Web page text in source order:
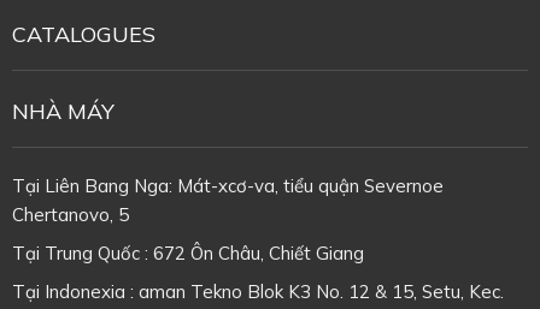
CATALOGUES
NHÀ MÁY
Tại Liên Bang Nga: Mát-xcơ-va, tiểu quận Severnoe
Chertanovo, 5
Tại Trung Quốc : 672 Ôn Châu, Chiết Giang
Tại Indonexia : aman Tekno Blok K3 No. 12 & 15, Setu, Kec.